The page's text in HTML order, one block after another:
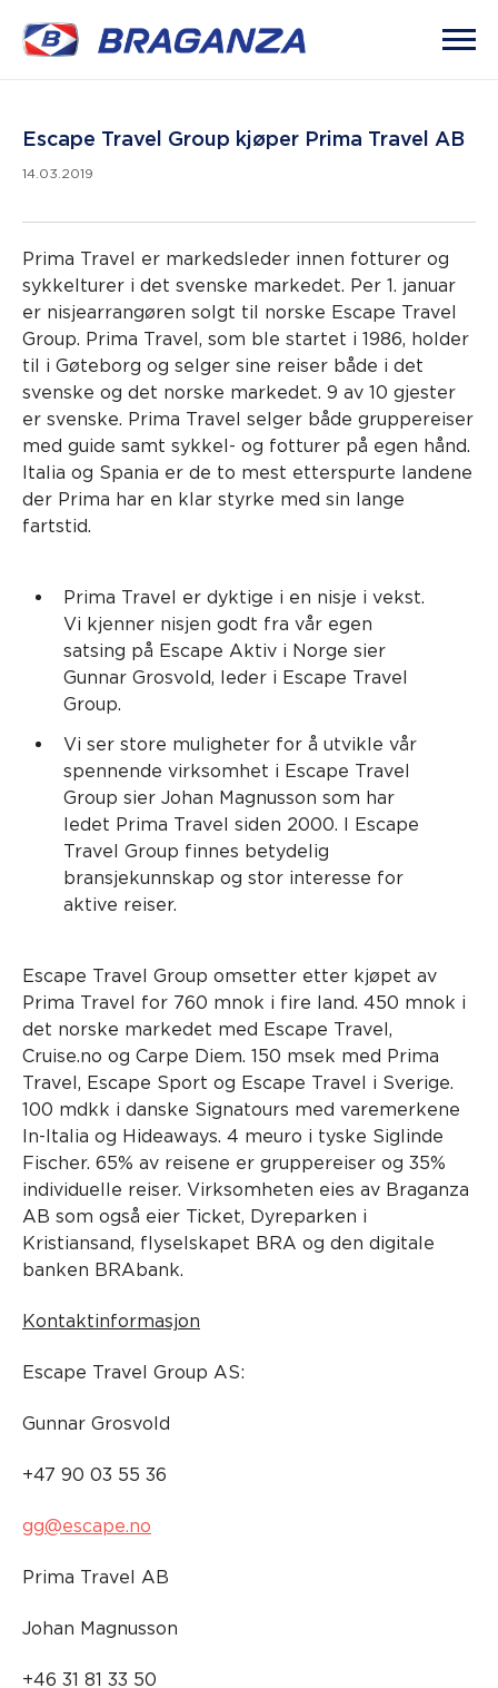
Escape Travel Group kjøper Prima Travel AB
14.03.2019
Prima Travel er markedsleder innen fotturer og
sykkelturer i det svenske markedet. Per 1. januar
er nisjearrangøren solgt til norske Escape Travel
Group. Prima Travel, som ble startet i 1986, holder
til i Gøteborg og selger sine reiser både i det
svenske og det norske markedet. 9 av 10 gjester
er svenske. Prima Travel selger både gruppereiser
med guide samt sykkel- og fotturer på egen hånd.
Italia og Spania er de to mest etterspurte landene
der Prima har en klar styrke med sin lange
fartstid.
Prima Travel er dyktige i en nisje i vekst.
Vi kjenner nisjen godt fra vår egen
satsing på Escape Aktiv i Norge sier
Gunnar Grosvold, leder i Escape Travel
Group.
Vi ser store muligheter for å utvikle vår
spennende virksomhet i Escape Travel
Group sier Johan Magnusson som har
ledet Prima Travel siden 2000. I Escape
Travel Group finnes betydelig
bransjekunnskap og stor interesse for
aktive reiser.
Escape Travel Group omsetter etter kjøpet av
Prima Travel for 760 mnok i fire land. 450 mnok i
det norske markedet med Escape Travel,
Cruise.no og Carpe Diem. 150 msek med Prima
Travel, Escape Sport og Escape Travel i Sverige.
100 mdkk i danske Signatours med varemerkene
In-Italia og Hideaways. 4 meuro i tyske Siglinde
Fischer. 65% av reisene er gruppereiser og 35%
individuelle reiser. Virksomheten eies av Braganza
AB som også eier Ticket, Dyreparken i
Kristiansand, flyselskapet BRA og den digitale
banken BRAbank.
Kontaktinformasjon
Escape Travel Group AS:
Gunnar Grosvold
+47 90 03 55 36
gg@escape.no
Prima Travel AB
Johan Magnusson
+46 31 81 33 50